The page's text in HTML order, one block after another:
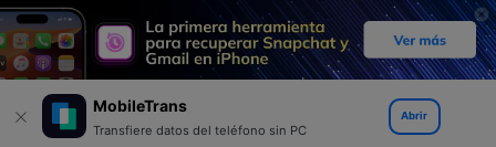
MobileTrans
Transfiere datos del teléfono sin PC
Abrir